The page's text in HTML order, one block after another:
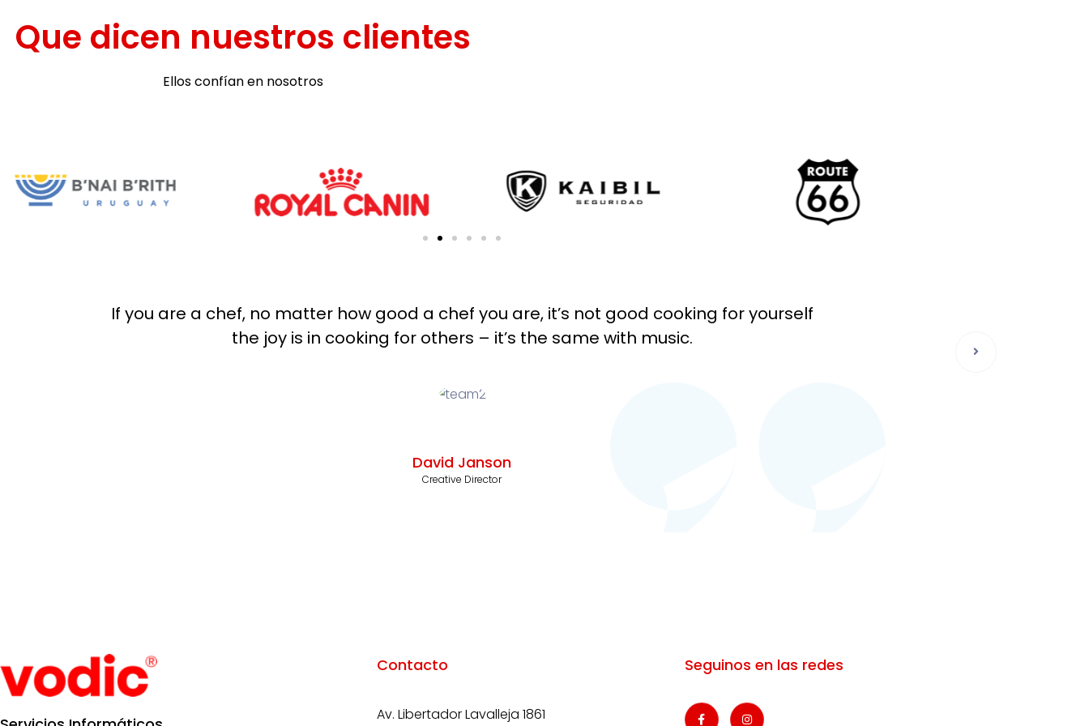
Que dicen nuestros clientes
Ellos confían en nosotros
If you are a chef, no matter how good a chef you are, it’s not good cooking for yourself
the joy is in cooking for others – it’s the same with music.
David Janson
Creative Director
Contacto
Av. Libertador Lavalleja 1861
Seguinos en las redes